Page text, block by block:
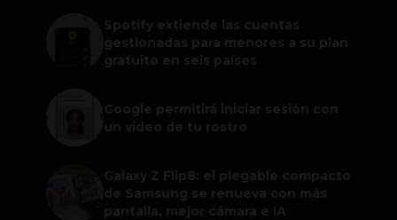
Spotify extiende las cuentas
gestionadas para menores a su plan
gratuito en seis países
Google permitirá iniciar sesión con
un video de tu rostro
Galaxy Z Flip8: el plegable compacto
de Samsung se renueva con más
pantalla, mejor cámara e IA